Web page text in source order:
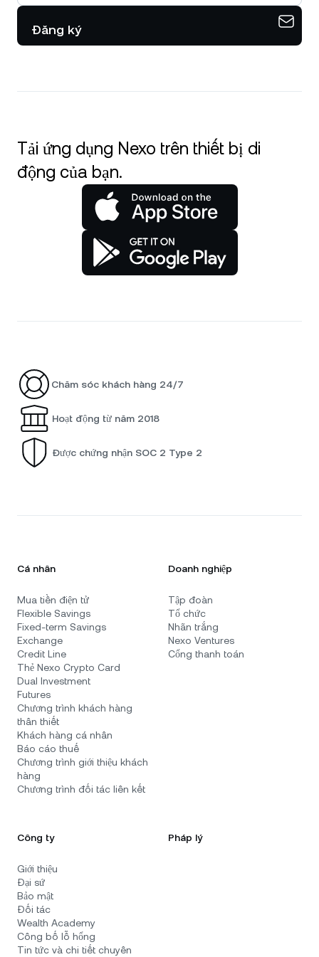
Đăng ký
Tải ứng dụng Nexo trên thiết bị di
động của bạn.
Chăm sóc khách hàng 24/7
Hoạt động từ năm 2018
Được chứng nhận SOC 2 Type 2
Cá nhân
Mua tiền điện tử
Flexible Savings
Fixed-term Savings
Exchange
Credit Line
Thẻ Nexo Crypto Card
Dual Investment
Futures
Chương trình khách hàng
thân thiết
Khách hàng cá nhân
Báo cáo thuế
Chương trình giới thiệu khách
hàng
Chương trình đối tác liên kết
Doanh nghiệp
Tập đoàn
Tổ chức
Nhãn trắng
Nexo Ventures
Cổng thanh toán
Công ty
Giới thiệu
Đại sứ
Bảo mật
Đối tác
Wealth Academy
Công bố lỗ hổng
Tin tức và chi tiết chuyên
Pháp lý